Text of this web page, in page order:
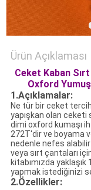
Ürün Açıklaması
Ceket Kaban
Oxford
1.Açıklamalar:
Ne tür bir ceket
yapışkan olan ceketi
dimi oxford kumaşı
272T'dir ve boyama
nedenle nefes
veya sırt çantaları
kitabımızda
yapmak istediğinizi
2.Özellikler: